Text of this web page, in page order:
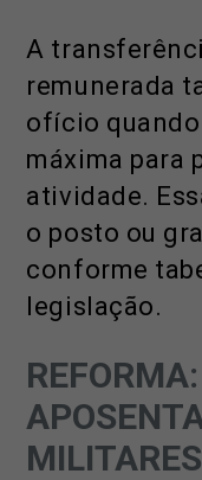
A
remunerada
ofício
máxima para
atividade.
o posto ou
conforme
legislação.
MILITARES